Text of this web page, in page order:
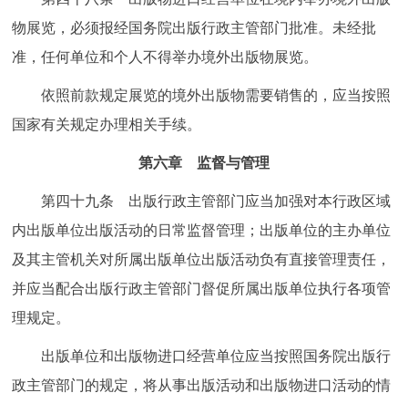
物展览，必须报经国务院出版行政主管部门批准。未经批
准，任何单位和个人不得举办境外出版物展览。
依照前款规定展览的境外出版物需要销售的，应当按照
国家有关规定办理相关手续。
第六章 监督与管理
第四十九条 出版行政主管部门应当加强对本行政区域
内出版单位出版活动的日常监督管理；出版单位的主办单位
及其主管机关对所属出版单位出版活动负有直接管理责任，
并应当配合出版行政主管部门督促所属出版单位执行各项管
理规定。
出版单位和出版物进口经营单位应当按照国务院出版行
政主管部门的规定，将从事出版活动和出版物进口活动的情